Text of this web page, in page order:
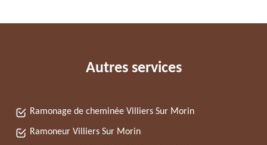
Autres services
Ramonage de cheminée Villiers Sur Morin
Ramoneur Villiers Sur Morin